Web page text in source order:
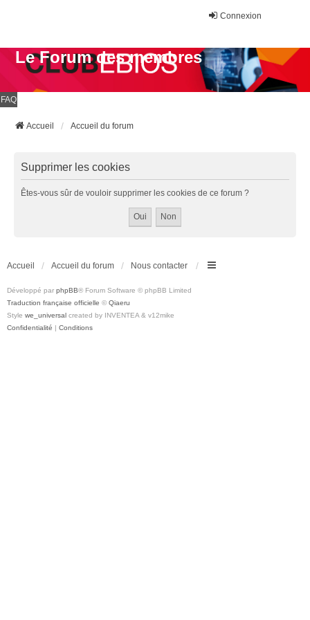
Connexion
Le Forum des membres
FAQ
Accueil Accueil du forum
Supprimer les cookies
Êtes-vous sûr de vouloir supprimer les cookies de ce forum ?
Accueil Accueil du forum Nous contacter
Développé par phpBB® Forum Software © phpBB Limited
Traduction française officielle © Qiaeru
Style we_universal created by INVENTEA & v12mike
Confidentialité | Conditions